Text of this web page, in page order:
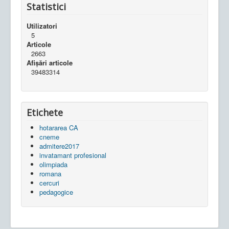
Statistici
Utilizatori
5
Articole
2663
Afișări articole
39483314
Etichete
hotararea CA
cneme
admitere2017
invatamant profesional
olimpiada
romana
cercuri
pedagogice